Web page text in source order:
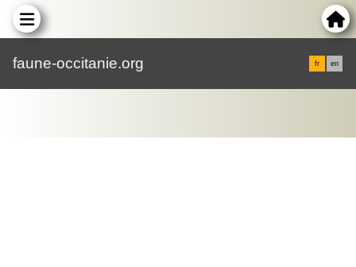
faune-occitanie.org fr en